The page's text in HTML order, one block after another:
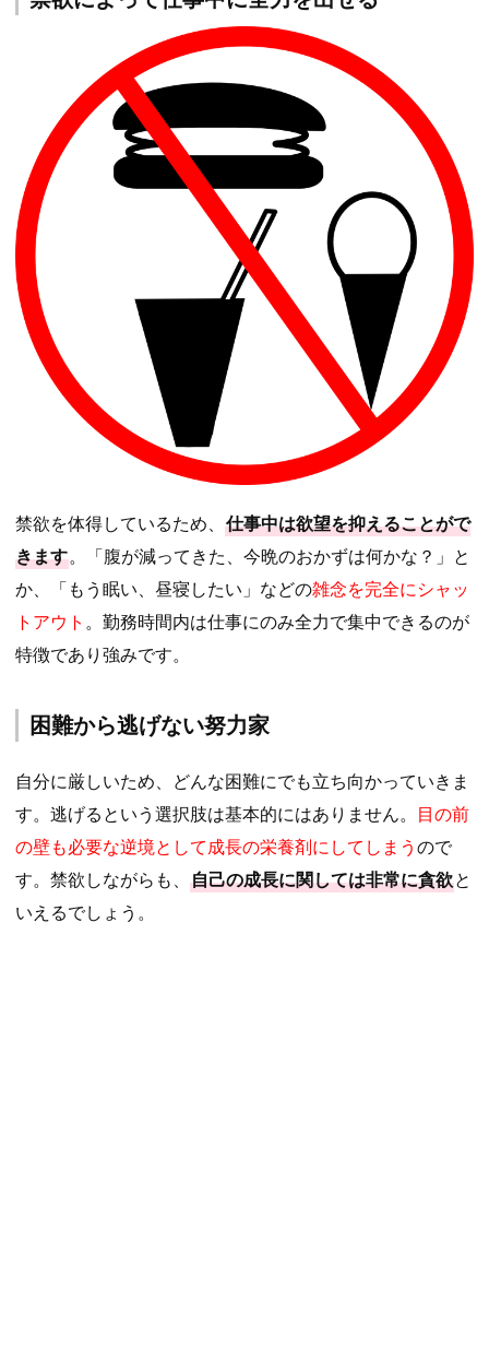
禁欲を体得しているため、 仕事中は欲望を抑えることがで
きます。「腹が減ってきた、今晩のおかずは何かな？」と
か、「もう眠い、昼寝したい」などの雑念を完全にシャッ
トアウト 。勤務時間内は仕事にのみ全力で集中できるのが
特徴であり強みです。
困難から逃げない努力家
自分に厳しいため、どんな困難にでも立ち向かっていきま
す。逃げるという選択肢は基本的にはありません。 目の前
の壁も必要な逆境として成長の栄養剤にしてしまう ので
す。禁欲しながらも、 自己の成長に関しては非常に貪欲と
いえるでしょう。